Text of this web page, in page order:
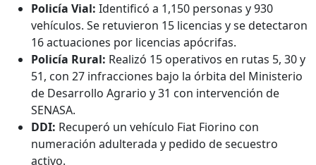
Policía Vial: Identificó a 1,150 personas y 930
vehículos. Se retuvieron 15 licencias y se detectaron
16 actuaciones por licencias apócrifas.
Policía Rural: Realizó 15 operativos en rutas 5, 30 y
51, con 27 infracciones bajo la órbita del Ministerio
de Desarrollo Agrario y 31 con intervención de
SENASA.
DDI: Recuperó un vehículo Fiat Fiorino con
numeración adulterada y pedido de secuestro
activo.